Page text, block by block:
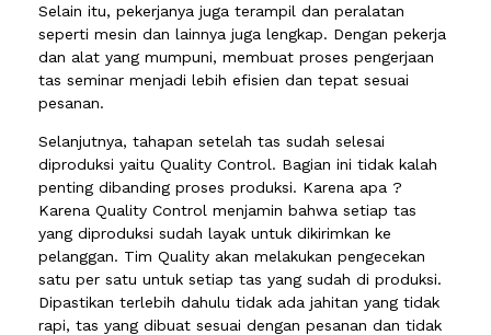
Selain itu, pekerjanya juga terampil dan peralatan
seperti mesin dan lainnya juga lengkap. Dengan pekerja
dan alat yang mumpuni, membuat proses pengerjaan
tas seminar menjadi lebih efisien dan tepat sesuai
pesanan.
Selanjutnya, tahapan setelah tas sudah selesai
diproduksi yaitu Quality Control. Bagian ini tidak kalah
penting dibanding proses produksi. Karena apa ?
Karena Quality Control menjamin bahwa setiap tas
yang diproduksi sudah layak untuk dikirimkan ke
pelanggan. Tim Quality akan melakukan pengecekan
satu per satu untuk setiap tas yang sudah di produksi.
Dipastikan terlebih dahulu tidak ada jahitan yang tidak
rapi, tas yang dibuat sesuai dengan pesanan dan tidak